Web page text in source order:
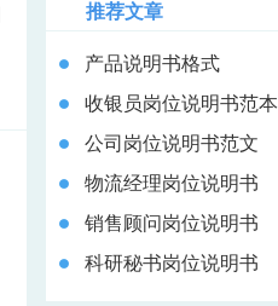
推荐文章
产品说明书格式
收银员岗位说明书范本
公司岗位说明书范文
物流经理岗位说明书
销售顾问岗位说明书
科研秘书岗位说明书